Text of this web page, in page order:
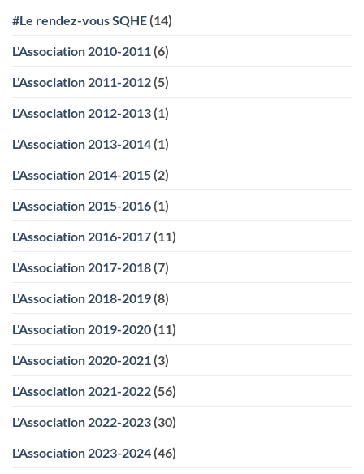
&
sein
ChargeGuru
#Le rendez-vous SQHE (14)
L'Association 2010-2011 (6)
L'Association 2011-2012 (5)
L'Association 2012-2013 (1)
L'Association 2013-2014 (1)
L'Association 2014-2015 (2)
L'Association 2015-2016 (1)
L'Association 2016-2017 (11)
L'Association 2017-2018 (7)
L'Association 2018-2019 (8)
L'Association 2019-2020 (11)
L'Association 2020-2021 (3)
L'Association 2021-2022 (56)
L'Association 2022-2023 (30)
L'Association 2023-2024 (46)